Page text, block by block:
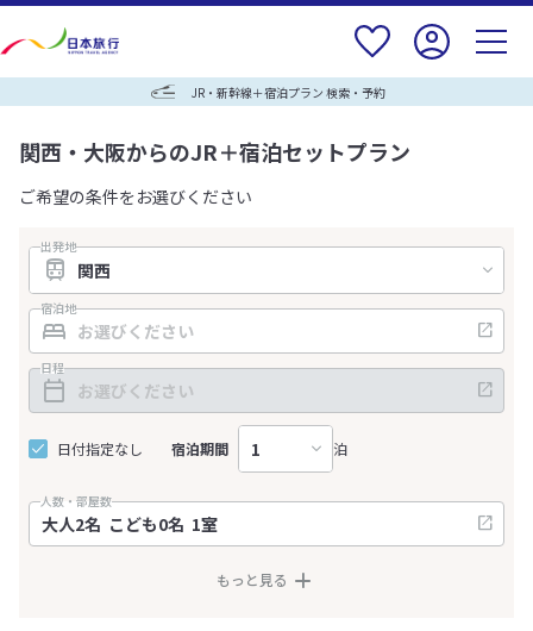
JR・新幹線＋宿泊プラン 検索・予約
関西・大阪からのJR＋宿泊セットプラン
ご希望の条件をお選びください
出発地
宿泊地
日程
日付指定なし 宿泊期間 泊
人数・部屋数
もっと見る